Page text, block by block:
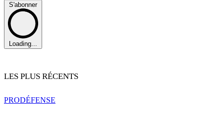
S'abonner
Loading...
LES PLUS RÉCENTS
PRODÉFENSE